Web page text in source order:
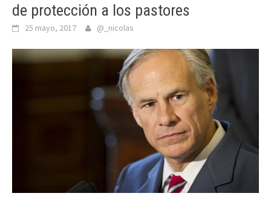
de protección a los pastores
25 mayo, 2017 @_nicolas